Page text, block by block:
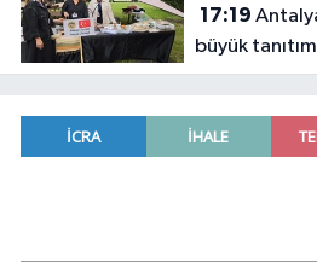
17:19
büyük tanıtım